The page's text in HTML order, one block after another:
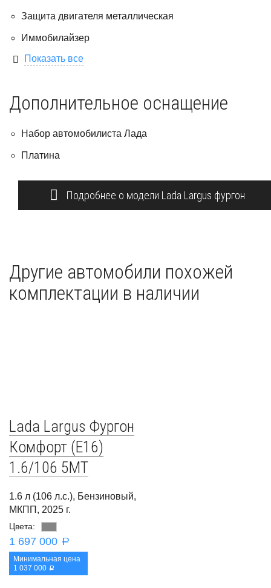
Защита двигателя металлическая
Иммобилайзер
Показать все
Дополнительное оснащение
Набор автомобилиста Лада
Платина
Подробнее о модели Lada Largus фургон
Другие автомобили похожей
комплектации в наличии
Lada Largus Фургон
Комфорт (E16)
1.6/106 5MT
1.6 л (106 л.с.), Бензиновый,
МКПП, 2025 г.
Цвета:
1 697 000 a
Минимальная цена
1 037 000
a